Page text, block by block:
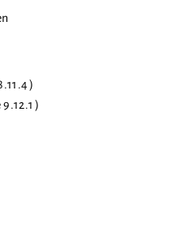
）
）